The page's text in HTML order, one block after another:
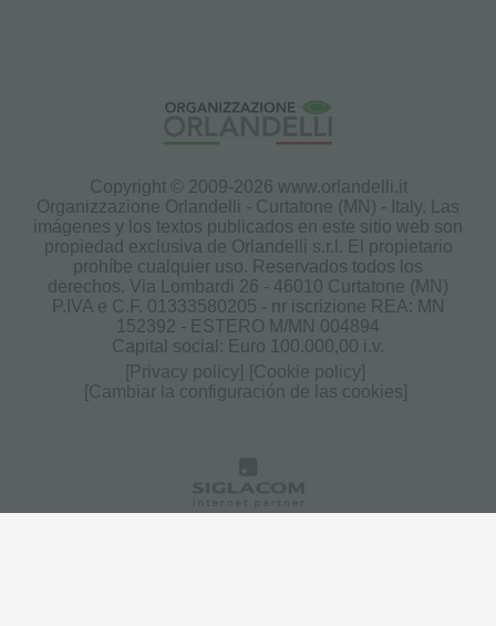
Copyright © 2009-2026 www.orlandelli.it
Organizzazione Orlandelli - Curtatone (MN) - Italy.
Las
imágenes y los textos publicados en este sitio web son
propiedad exclusiva de Orlandelli s.r.l. El propietario
prohíbe cualquier uso. Reservados todos los
derechos. Via Lombardi 26 - 46010 Curtatone (MN)
P.IVA e C.F. 01333580205 - nr iscrizione REA: MN
152392 - ESTERO M/MN 004894
Capital social: Euro 100.000,00 i.v.
[Privacy policy] [Cookie policy]
[Cambiar la configuración de las cookies]